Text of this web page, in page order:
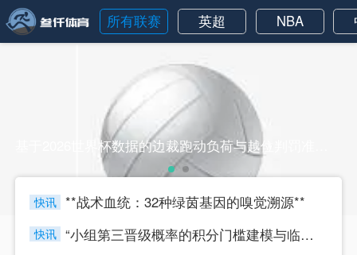
所有联赛 英超 NBA
快讯
**战术血统：32种绿茵基因的嗅觉溯源**
快讯
“小组第三晋级概率的积分门槛建模与临界值判定研究”